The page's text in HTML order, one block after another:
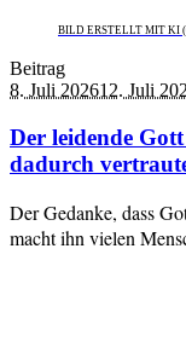
BILD ERSTELLT MIT KI
Beitrag
8. Juli 202612. Juli
Der leidende
dadurch
Der Gedanke, dass
macht ihn vielen